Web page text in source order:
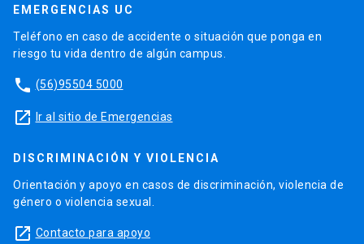
EMERGENCIAS UC
Teléfono en caso de accidente o situación que ponga en
riesgo tu vida dentro de algún campus.
phone (56)95504 5000
launch Ir al sitio de Emergencias
DISCRIMINACIÓN Y VIOLENCIA
Orientación y apoyo en casos de discriminación, violencia de
género o violencia sexual.
launch Contacto para apoyo